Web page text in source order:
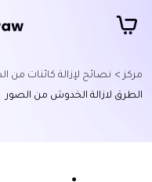
مركز > نصائح لإزالة كائنات من
الطرق لازالة الخدوش من الصور